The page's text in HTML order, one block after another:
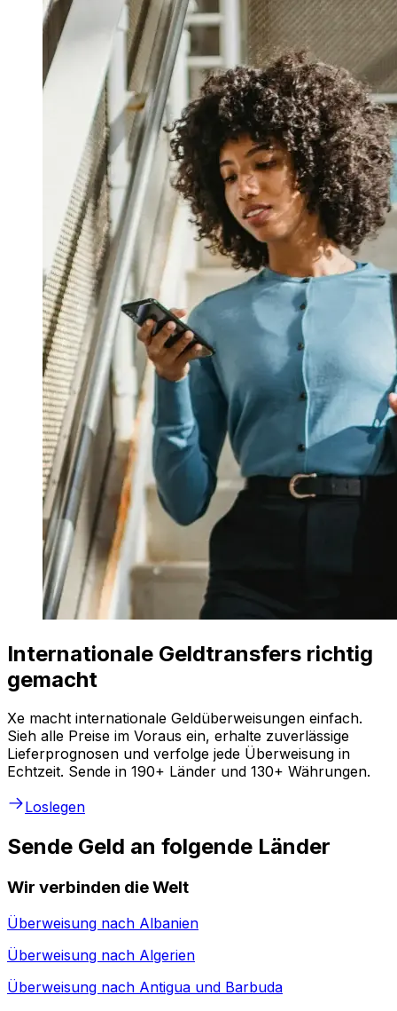
Internationale Geldtransfers richtig
gemacht
Xe macht internationale Geldüberweisungen einfach.
Sieh alle Preise im Voraus ein, erhalte zuverlässige
Lieferprognosen und verfolge jede Überweisung in
Echtzeit. Sende in 190+ Länder und 130+ Währungen.
Loslegen
Sende Geld an folgende Länder
Wir verbinden die Welt
Überweisung nach Albanien
Überweisung nach Algerien
Überweisung nach Antigua und Barbuda